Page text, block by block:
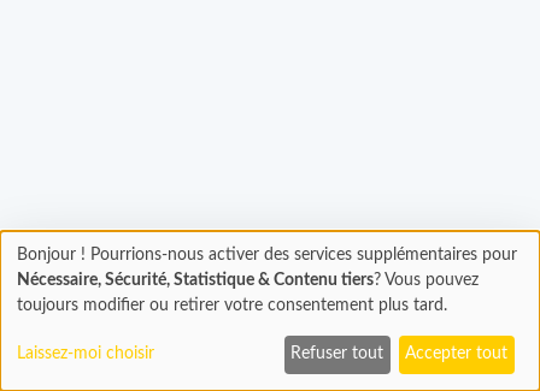
Chargement
En cours...
Bonjour ! Pourrions-nous activer des services supplémentaires pour
Nécessaire, Sécurité, Statistique & Contenu tiers? Vous pouvez
toujours modifier ou retirer votre consentement plus tard.
Laissez-moi choisir Refuser tout Accepter tout